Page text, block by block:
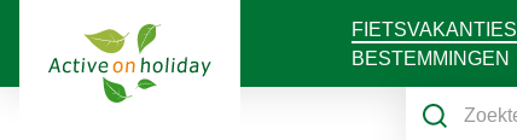
FIETSVAKANTIES
BESTEMMINGEN